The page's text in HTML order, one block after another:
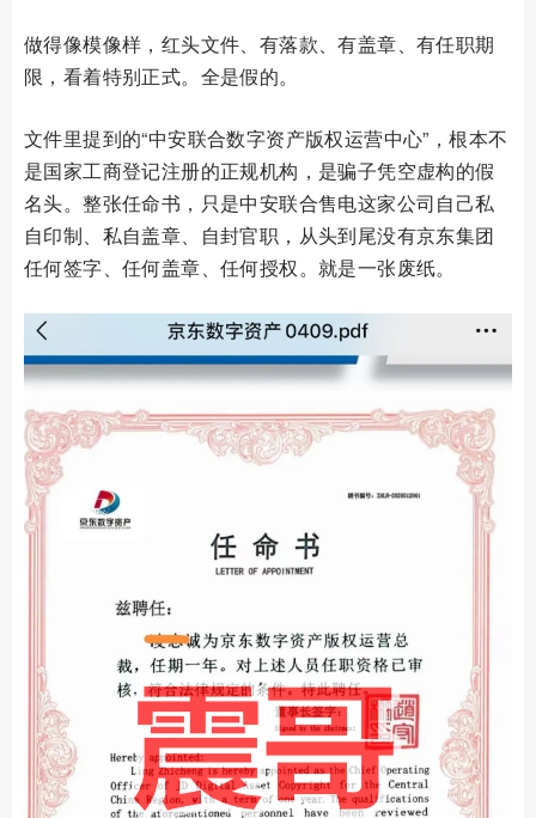
做得像模像样，红头文件、有落款、有盖章、有任职期
限，看着特别正式。全是假的。
文件里提到的“中安联合数字资产版权运营中心”，根本不
是国家工商登记注册的正规机构，是骗子凭空虚构的假
名头。整张任命书，只是中安联合售电这家公司自己私
自印制、私自盖章、自封官职，从头到尾没有京东集团
任何签字、任何盖章、任何授权。就是一张废纸。